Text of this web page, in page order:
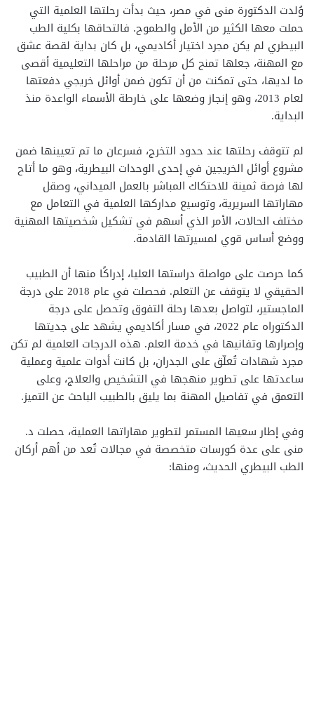
وُلدت الدكتورة منى في مصر، حيث بدأت رحلتها العلمية التي
حملت معها الكثير من الأمل والطموح. فالتحاقها بكلية الطب
البيطري لم يكن مجرد اختيار أكاديمي، بل كان بداية لقصة عشق
مع المهنة، جعلها تمنح كل مرحلة من مراحلها التعليمية أقصى
ما لديها، حتى تمكنت من أن تكون ضمن أوائل خريجي دفعتها
لعام 2013، وهو إنجاز وضعها على خارطة الأسماء الواعدة منذ
البداية.
لم تتوقف رحلتها عند حدود التخرج، فسرعان ما تم تعيينها ضمن
مشروع أوائل الخريجين في إحدى الوحدات البيطرية، وهو ما أتاح
لها فرصة ثمينة للاحتكاك المباشر بالعمل الميداني، وصقل
مهاراتها السريرية، وتوسيع مداركها العلمية في التعامل مع
مختلف الحالات، الأمر الذي أسهم في تشكيل شخصيتها المهنية
ووضع أساس قوي لمسيرتها القادمة.
كما حرصت على مواصلة دراستها العليا، إدراكًا منها أن الطبيب
الحقيقي لا يتوقف عن التعلم. فحصلت في عام 2018 على درجة
الماجستير، لتواصل بعدها رحلة التفوق وتحصل على درجة
الدكتوراه عام 2022، في مسار أكاديمي يشهد على جديتها
وإصرارها وتفانيها في خدمة العلم. هذه الدرجات العلمية لم تكن
مجرد شهادات تُعلّق على الجدران، بل كانت أدوات علمية وعملية
ساعدتها على تطوير منهجها في التشخيص والعلاج، وعلى
التعمق في تفاصيل المهنة بما يليق بالطبيب الباحث عن التميز.
وفي إطار سعيها المستمر لتطوير مهاراتها العملية، حصلت د.
منى على عدة كورسات متخصصة في مجالات تُعد من أهم أركان
الطب البيطري الحديث، ومنها: